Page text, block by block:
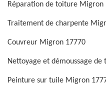
Réparation de toiture Migron
Traitement de charpente
Couvreur Migron 17770
Nettoyage et démoussage
Peinture sur tuile Migron